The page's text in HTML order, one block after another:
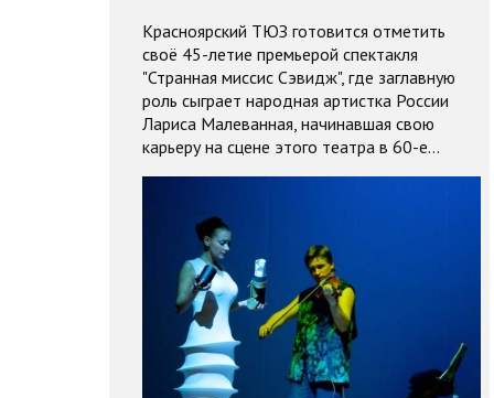
Красноярский ТЮЗ готовится отметить
своё 45-летие премьерой спектакля
"Странная миссис Сэвидж", где заглавную
роль сыграет народная артистка России
Лариса Малеванная, начинавшая свою
карьеру на сцене этого театра в 60-е…